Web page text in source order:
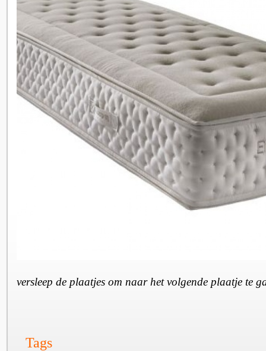
versleep de plaatjes om naar het volgende plaatje te
Tags